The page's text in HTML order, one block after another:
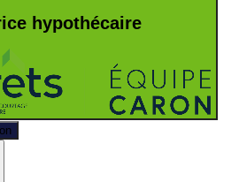
hypothécaire